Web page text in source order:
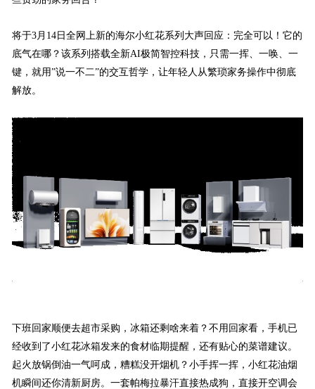
将于3月14日全网上新的海尔小红花系列大声回应：完全可以！它的
底气在哪？该系列搭载全新AI极简智控科技，只需一挥、一唤、一
键，就用”说一不二”的交互哲学，让年轻人从繁琐家务操作中彻底
解放。
下班回家顺便去超市采购，冰箱还剩啥来着？不用回家看，手机已
经收到了小红花冰箱发来的食材临期提醒，还有贴心的菜谱建议。
起火放锅倒油一气呵成，糟糕没开烟机？小手挥一挥，小红花油烟
机瞬间还你清新厨房。一套帕梅拉暴汗直接热成狗，直接开空调会